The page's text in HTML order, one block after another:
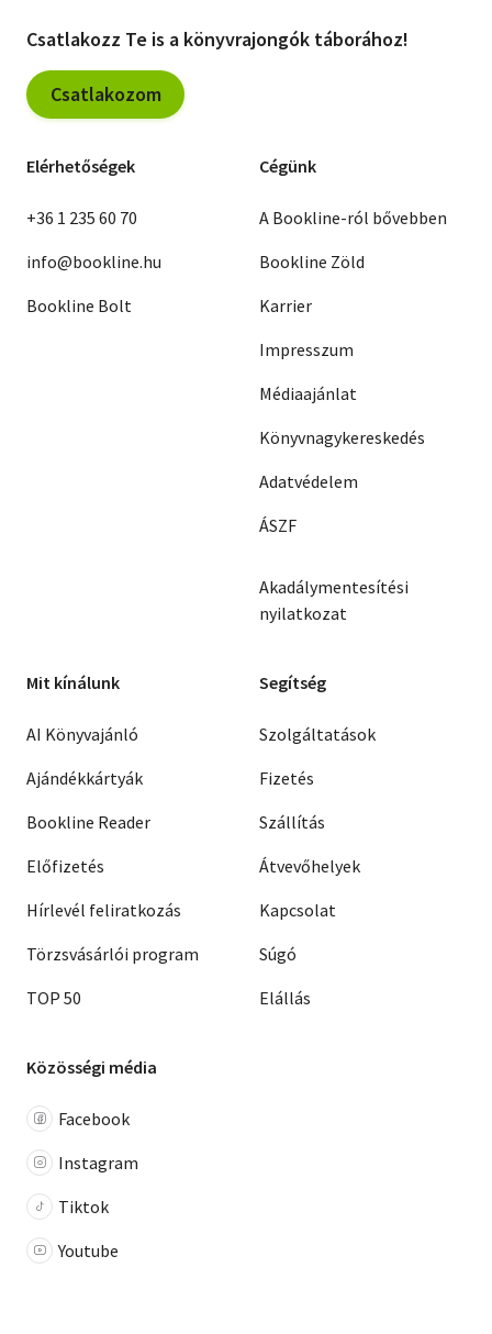
Csatlakozz Te is a könyvrajongók táborához!
Csatlakozom
Elérhetőségek
+36 1 235 60 70
info@bookline.hu
Bookline Bolt
Cégünk
A Bookline-ról bővebben
Bookline Zöld
Karrier
Impresszum
Médiaajánlat
Könyvnagykereskedés
Adatvédelem
ÁSZF
Akadálymentesítési
nyilatkozat
Mit kínálunk
AI Könyvajánló
Ajándékkártyák
Bookline Reader
Előfizetés
Hírlevél feliratkozás
Törzsvásárlói program
TOP 50
Segítség
Szolgáltatások
Fizetés
Szállítás
Átvevőhelyek
Kapcsolat
Súgó
Elállás
Közösségi média
Facebook
Instagram
Tiktok
Youtube